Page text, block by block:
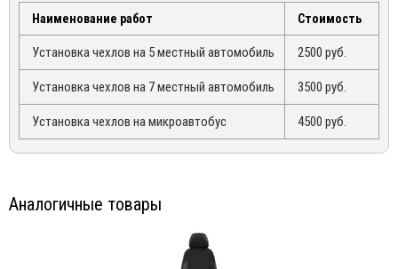
Наименование работ Стоимость
Установка чехлов на 5 местный автомобиль 2500 руб.
Установка чехлов на 7 местный автомобиль 3500 руб.
Установка чехлов на микроавтобус 4500 руб.
Аналогичные товары